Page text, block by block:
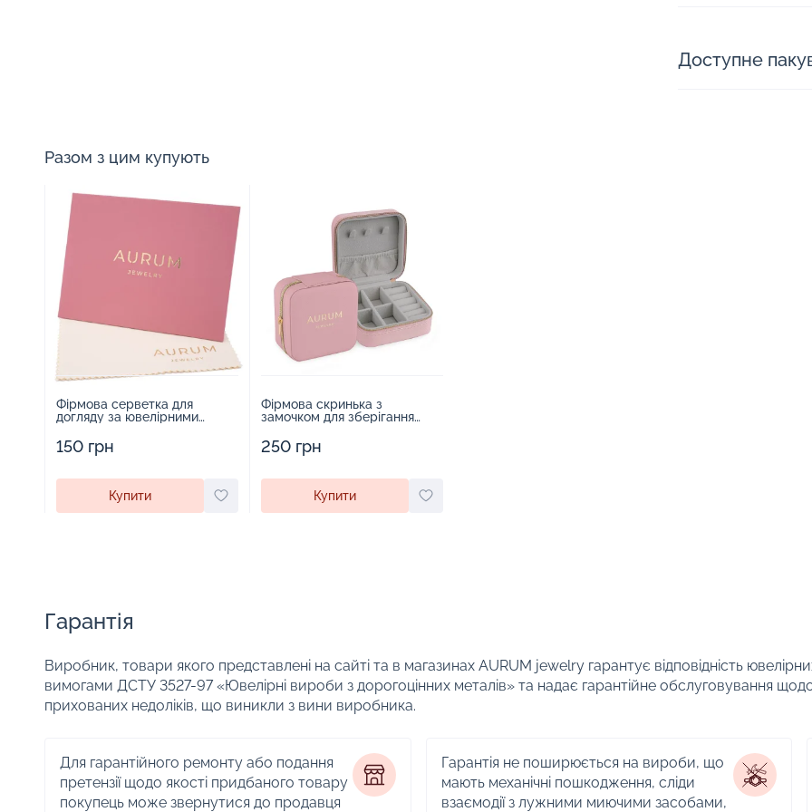
Доступне
Разом з цим купують
Фірмова серветка для
догляду за ювелірними
150 грн
Купити
Фірмова скринька з
замочком для зберігання
250 грн
Купити
Гарантія
Виробник, товари якого представлені на сайті та в магазинах AURUM jewelry гарантує відповідність
вимогами ДСТУ 3527-97 «Ювелірні вироби з дорогоцінних металів» та надає гарантійне обслуговування
прихованих недоліків, що виникли з вини виробника.
Для гарантійного ремонту або подання
претензії щодо якості придбаного товару
покупець може звернутися до продавця
Гарантія не поширюється на вироби, що
мають механічні пошкодження, сліди
взаємодії з лужними миючими засобами,